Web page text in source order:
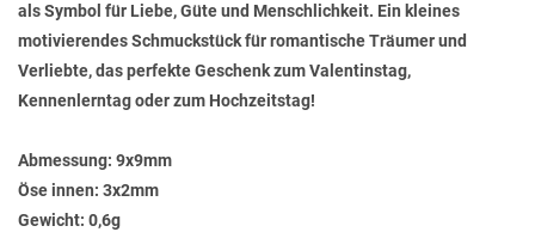
als Symbol für Liebe, Güte und Menschlichkeit. Ein kleines
motivierendes Schmuckstück für romantische Träumer und
Verliebte, das perfekte Geschenk zum Valentinstag,
Kennenlerntag oder zum Hochzeitstag!
Abmessung: 9x9mm
Öse innen: 3x2mm
Gewicht: 0,6g